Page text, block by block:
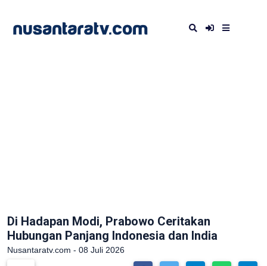
Di Hadapan Modi, Prabowo Ceritakan
Hubungan Panjang Indonesia dan India
Nusantaratv.com - 08 Juli 2026